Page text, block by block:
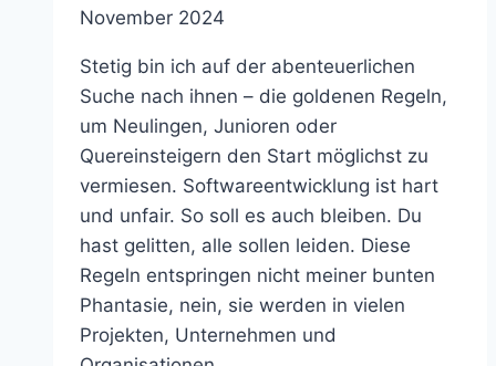
November 2024
Stetig bin ich auf der abenteuerlichen
Suche nach ihnen – die goldenen Regeln,
um Neulingen, Junioren oder
Quereinsteigern den Start möglichst zu
vermiesen. Softwareentwicklung ist hart
und unfair. So soll es auch bleiben. Du
hast gelitten, alle sollen leiden. Diese
Regeln entspringen nicht meiner bunten
Phantasie, nein, sie werden in vielen
Projekten, Unternehmen und